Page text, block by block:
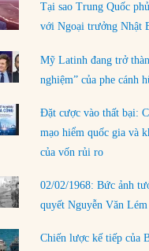
Tại sao Trung Quốc
với Ngoại trưởng Nhật
Mỹ Latinh đang trở
nghiệm” của phe cánh
Đặt cược vào thất bại:
mạo hiểm quốc gia và
của vốn rủi ro
02/02/1968: Bức ảnh
quyết Nguyễn Văn
Chiến lược kế tiếp của